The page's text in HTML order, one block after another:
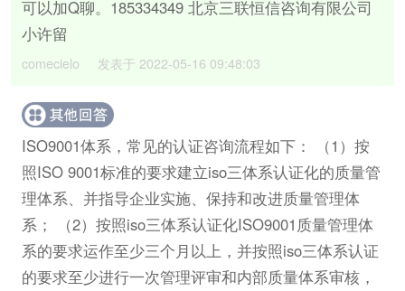
可以加Q聊。185334349 北京三联恒信咨询有限公司
小许留
comecielo 发表于 2022-05-16 09:48:03
ISO9001体系，常见的认证咨询流程如下： （1）按
照ISO 9001标准的要求建立iso三体系认证化的质量管
理体系、并指导企业实施、保持和改进质量管理体
系； （2）按照iso三体系认证化ISO9001质量管理体
系的要求运作至少三个月以上，并按照iso三体系认证
的要求至少进行一次管理评审和内部质量体系审核，